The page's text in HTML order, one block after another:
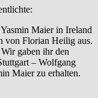
Maier in Ireland
von Florian Heilig aus.
gaben ihr den
– Wolfgang
Maier zu erhalten.